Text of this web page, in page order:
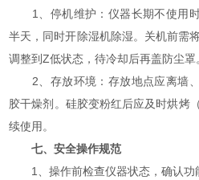
1、停机维护：仪器长期不使用时
半天，同时开除湿机除湿。关机前需
调整到Z低状态，待冷却后再盖防尘罩
2、存放环境：存放地点应离墙、
胶干燥剂。硅胶变粉红后应及时烘烤
续使用。
七、安全操作规范
1、操作前检查仪器状态，确认功